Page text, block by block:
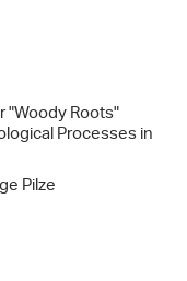
"Woody Roots"
Processes in
Pilze